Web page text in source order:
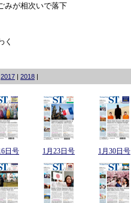
みが相次いで落下
く
2017 | 2018 |
日号 1月23日号 1月30日号